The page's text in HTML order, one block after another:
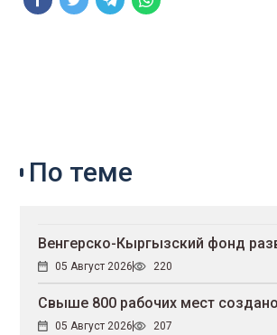
По теме
Венгерско-Кыргызский фонд
05 Август 2026 220
Свыше 800 рабочих мест
05 Август 2026 207